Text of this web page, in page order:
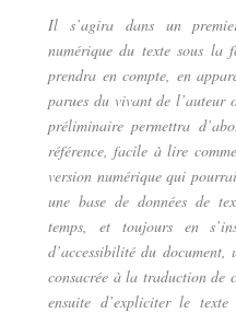
Il s’agira dans un
numérique du texte sous la
prendra en compte, en
parues du vivant de l’auteur
préliminaire permettra
référence, facile à lire
version numérique qui
une base de données de
temps, et toujours en
d’accessibilité du
consacrée à la traduction
ensuite d’expliciter le